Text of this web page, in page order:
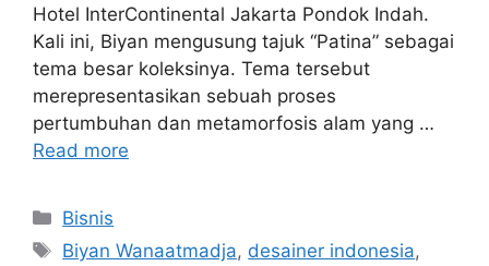
Hotel InterContinental Jakarta Pondok Indah.
Kali ini, Biyan mengusung tajuk “Patina” sebagai
tema besar koleksinya. Tema tersebut
merepresentasikan sebuah proses
pertumbuhan dan metamorfosis alam yang …
Read more
Categories
Bisnis
Tags
Biyan Wanaatmadja, desainer indonesia,